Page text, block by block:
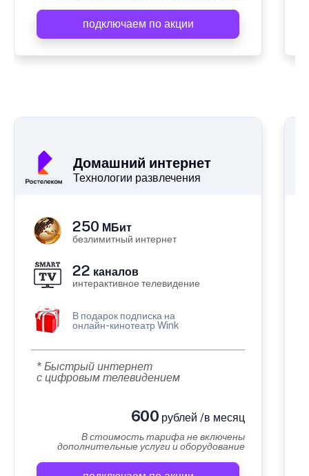
подключаем по акции
Домашний интернет
Технологии развлечения
250 МБит
безлимитный интернет
22 каналов
интерактивное телевидение
В подарок подписка на
онлайн-кинотеатр Wink
* Быстрый интернет
с цифровым телевидением
600 рублей /в месяц
В стоимость тарифа не включены
дополнительные услуги и оборудование